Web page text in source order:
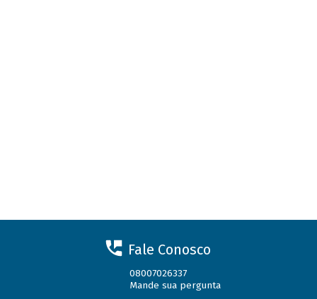
Fale Conosco
08007026337
Mande sua pergunta